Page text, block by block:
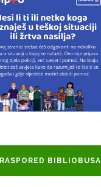
RASPORED BIBLIOBUSA